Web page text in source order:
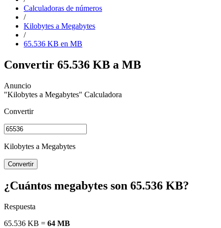
Calculadoras de números
/
Kilobytes a Megabytes
/
65.536 KB en MB
Convertir 65.536 KB a MB
"Kilobytes a Megabytes" Calculadora
Convertir
Kilobytes a Megabytes
Convertir
¿Cuántos megabytes son 65.536 KB?
Respuesta
65.536 KB = 64 MB